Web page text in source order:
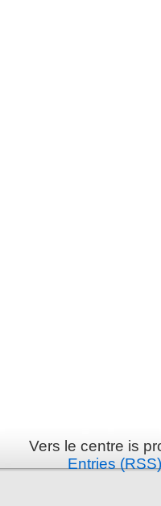
Vers le centre is
Entries (RSS)